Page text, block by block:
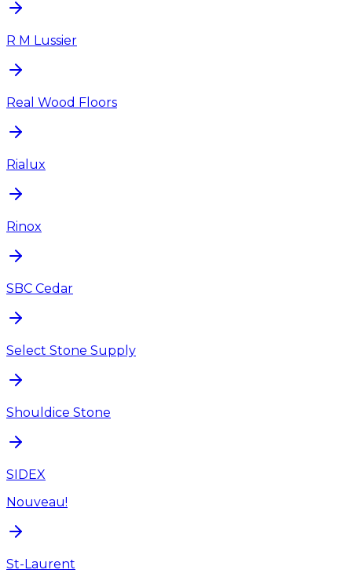
R M Lussier
Real Wood Floors
Rialux
Rinox
SBC Cedar
Select Stone Supply
Shouldice Stone
SIDEX
Nouveau!
St-Laurent